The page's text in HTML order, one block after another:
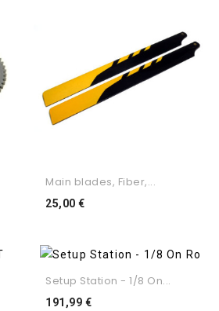
Main blades, Fiber,...
25,00 €Preço
Setup Station - 1/8 On...
191,99 €Preço